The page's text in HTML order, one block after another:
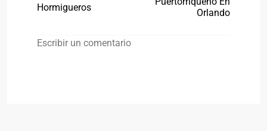
Hormigueros
Orlando
Escribir un comentario